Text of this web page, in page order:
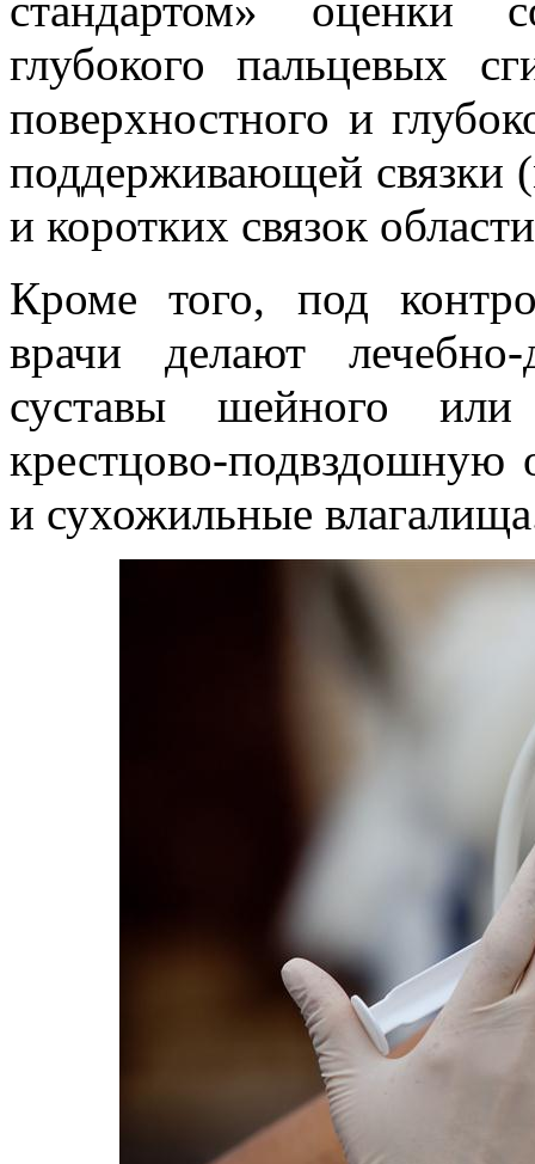
глубокого пальцевых
поверхностного и
поддерживающей связки
и коротких связок
Кроме того, под
врачи делают
суставы шейного или
крестцово-подвздошную
и сухожильные